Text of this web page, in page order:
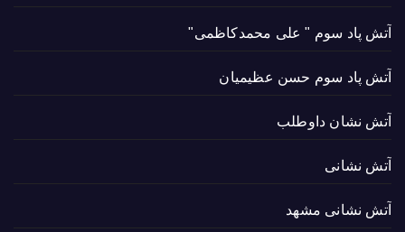
آتش پاد سوم " علی محمدکاظمی"
آتش پاد سوم حسن عظیمیان
آتش نشان داوطلب
آتش نشانی
آتش نشانی مشهد